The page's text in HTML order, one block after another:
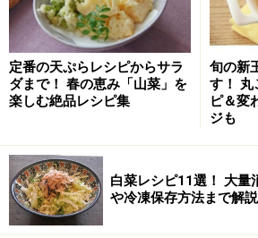
手順
カラフルモザイク寿司を作る
1
重箱に酢飯を平らに盛る
重箱に酢飯を盛り、軽く押して平ら
タの下ごしらえをする。
※この重箱は15×15cmなので、3cm
もりをする（実際に並んだのは20コ
定番の天ぷらレシピからサラ
ダまで！ 春の恵み「山菜」を
楽しむ絶品レシピ集
旬の新
す！ 丸
ピ＆変
ジも
白菜レシピ11選！ 大量
や冷凍保存方法まで解説